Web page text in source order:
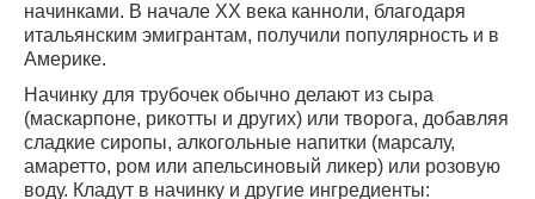
начинками. В начале XX века канноли, благодаря
итальянским эмигрантам, получили популярность и в
Америке.
Начинку для трубочек обычно делают из сыра
(маскарпоне, рикотты и других) или творога, добавляя
сладкие сиропы, алкогольные напитки (марсалу,
амаретто, ром или апельсиновый ликер) или розовую
воду. Кладут в начинку и другие ингредиенты: